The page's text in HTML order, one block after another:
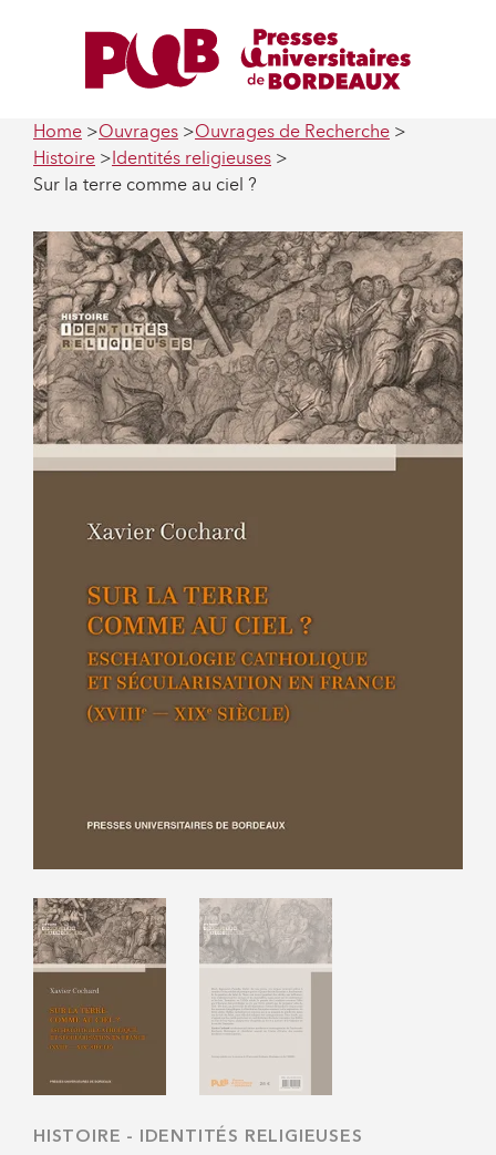
Home Ouvrages
Ouvrages de Recherche
Histoire
Identités religieuses
Sur la terre comme au ciel ?
HISTOIRE - IDENTITÉS RELIGIEUSES